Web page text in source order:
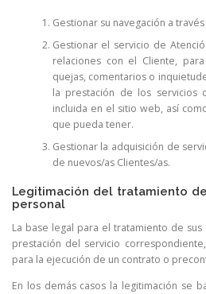
Gestionar su navegación a
Gestionar el servicio de
relaciones con el Cliente,
quejas, comentarios o
la prestación de los servicios
incluida en el sitio web, así
que pueda tener.
Gestionar la adquisición de
de nuevos/as Clientes/as.
Legitimación del tratamiento
personal
La base legal para el tratamiento de
prestación del servicio
para la ejecución de un contrato o
En los demás casos la legitimación se